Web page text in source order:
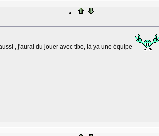
, j'aurai du jouer avec tibo, là ya une équipe